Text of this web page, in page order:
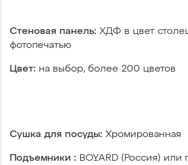
Стеновая панель: ХДФ в цвет
фотопечатью
Цвет: на выбор, более 200 цветов
Сушка для посуды: Хромированная
Подъемники : BOYARD (Россия) или